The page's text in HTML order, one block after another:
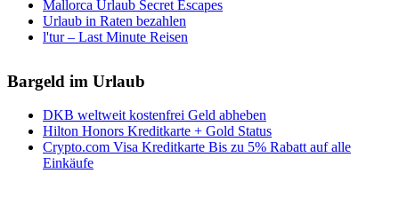
Mallorca Urlaub Secret Escapes
Urlaub in Raten bezahlen
l'tur – Last Minute Reisen
Bargeld im Urlaub
DKB weltweit kostenfrei Geld abheben
Hilton Honors Kreditkarte + Gold Status
Crypto.com Visa Kreditkarte Bis zu 5% Rabatt auf alle
Einkäufe